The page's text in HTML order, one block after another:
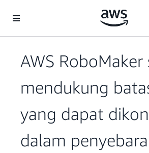
AWS RoboMaker
mendukung
yang dapat
dalam